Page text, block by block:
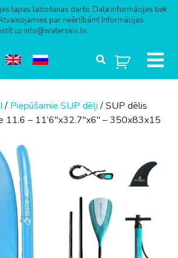
lapas labošanas darbi. Daļa informācijas tiek
par neērtībām! Informācijas
uz info@waterskis.lv.
/ Piepūšamie SUP dēļi/ SUP dēlis
11.6 – 11’6″x32.7″x6″ – 350x83x15